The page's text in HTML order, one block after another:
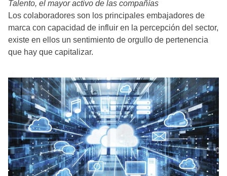
Talento, el mayor activo de las compañías
Los colaboradores son los principales embajadores de
marca con capacidad de influir en la percepción del sector,
existe en ellos un sentimiento de orgullo de pertenencia
que hay que capitalizar.